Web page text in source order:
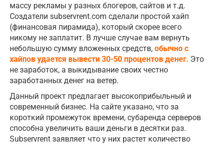
массу рекламы у разных блогеров, сайтов и т.д.
Создатели subservrent.com сделали простой хайп
(финансовая пирамида), который скорее всего
никому не заплатит. В лучше случае вам вернуть
небольшую сумму вложенных средств, обычно с
хайпов удается вывести 30-50 процентов денег. Это
не заработок, а выкидывание своих честно
заработанных денег на ветер.
Данный проект предлагает высокоприбыльный и
современный бизнес. На сайте указано, что за
короткий промежуток времени, субаренда серверов
способна увеличить ваши деньги в десятки раз.
Subservrent заявляет что у них растет количество